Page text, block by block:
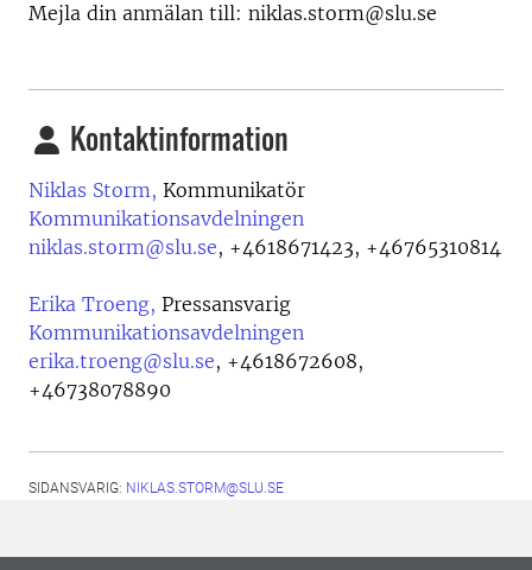
Mejla din anmälan till: niklas.storm@slu.se
Kontaktinformation
Niklas Storm, Kommunikatör
Kommunikationsavdelningen
niklas.storm@slu.se, +4618671423, +46765310814
Erika Troeng, Pressansvarig
Kommunikationsavdelningen
erika.troeng@slu.se, +4618672608,
+46738078890
SIDANSVARIG: NIKLAS.STORM@SLU.SE